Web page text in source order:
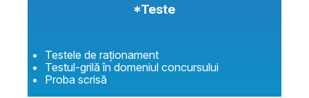
*Teste
Testele de raționament
Testul-grilă în domeniul concursului
Proba scrisă